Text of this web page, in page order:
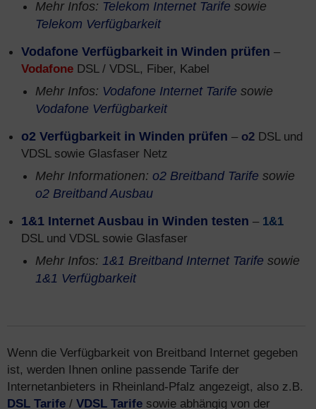
Mehr Infos: Telekom Internet Tarife sowie
Telekom Verfügbarkeit
Vodafone Verfügbarkeit in Winden prüfen –
Vodafone DSL / VDSL, Fiber, Kabel
Mehr Infos: Vodafone Internet Tarife sowie
Vodafone Verfügbarkeit
o2 Verfügbarkeit in Winden prüfen – o2 DSL und
VDSL sowie Glasfaser Netz
Mehr Informationen: o2 Breitband Tarife sowie
o2 Breitband Ausbau
1&1 Internet Ausbau in Winden testen – 1&1
DSL und VDSL sowie Glasfaser
Mehr Infos: 1&1 Breitband Internet Tarife sowie
1&1 Verfügbarkeit
Wenn die Verfügbarkeit von Breitband Internet gegeben
ist, werden Ihnen online passende Tarife der
Internetanbieters in Rheinland-Pfalz angezeigt, also z.B.
DSL Tarife / VDSL Tarife sowie abhängig von der